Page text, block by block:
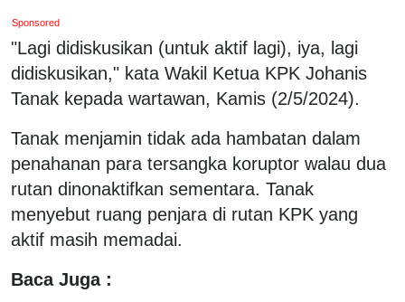
Sponsored
"Lagi didiskusikan (untuk aktif lagi), iya, lagi
didiskusikan," kata Wakil Ketua KPK Johanis
Tanak kepada wartawan, Kamis (2/5/2024).
Tanak menjamin tidak ada hambatan dalam
penahanan para tersangka koruptor walau dua
rutan dinonaktifkan sementara. Tanak
menyebut ruang penjara di rutan KPK yang
aktif masih memadai.
Baca Juga :